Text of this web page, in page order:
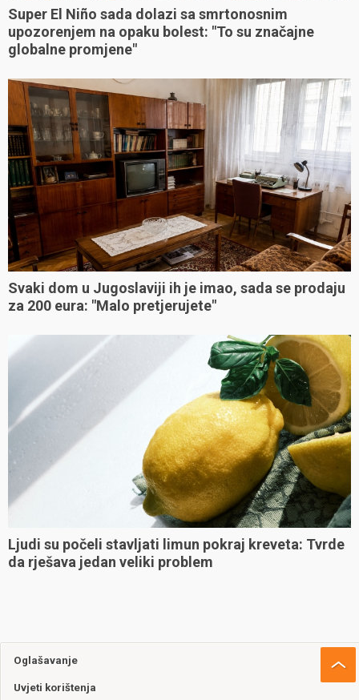
Super El Niño sada dolazi sa smrtonosnim
upozorenjem na opaku bolest: "To su značajne
globalne promjene"
Svaki dom u Jugoslaviji ih je imao, sada se prodaju
za 200 eura: "Malo pretjerujete"
Ljudi su počeli stavljati limun pokraj kreveta: Tvrde
da rješava jedan veliki problem
Oglašavanje
Uvjeti korištenja